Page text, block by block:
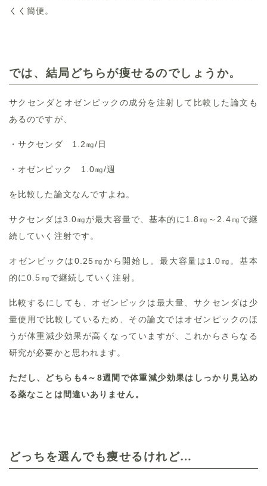
くく簡便。
では、結局どちらが痩せるのでしょうか。
サクセンダとオゼンピックの成分を注射して比較した論文も
あるのですが、
・サクセンダ 1.2㎎/日
・オゼンピック 1.0㎎/週
を比較した論文なんですよね。
サクセンダは3.0㎎が最大容量で、基本的に1.8㎎～2.4㎎で継
続していく注射です。
オゼンピックは0.25㎎から開始し。最大容量は1.0㎎。基本
的に0.5㎎で継続していく注射。
比較するにしても、オゼンピックは最大量、サクセンダは少
量使用で比較しているため、その論文ではオゼンピックのほ
うが体重減少効果が高くなっていますが、これからさらなる
研究が必要かと思われます。
ただし、どちらも4～8週間で体重減少効果はしっかり見込め
る薬なことは間違いありません。
どっちを選んでも痩せるけれど…